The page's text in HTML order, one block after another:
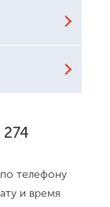
274
телефону
и время